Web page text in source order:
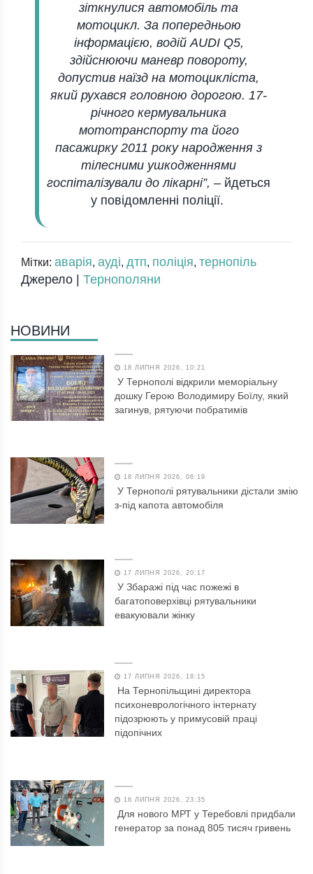
зіткнулися автомобіль та
мотоцикл. За попередньою
інформацією, водій AUDI Q5,
здійснюючи маневр повороту,
допустив наїзд на мотоцикліста,
який рухався головною дорогою. 17-
річного кермувальника
мототранспорту та його
пасажирку 2011 року народження з
тілесними ушкодженнями
госпіталізували до лікарні”, – йдеться
у повідомленні поліції.
Мітки: аварія, ауді, дтп, поліція, тернопіль
Джерело | Тернополяни
НОВИНИ
18 ЛИПНЯ 2026, 10:21
У Тернополі відкрили меморіальну
дошку Герою Володимиру Боїлу, який
загинув, рятуючи побратимів
18 ЛИПНЯ 2026, 06:19
У Тернополі рятувальники дістали змію
з-під капота автомобіля
17 ЛИПНЯ 2026, 20:17
У Збаражі під час пожежі в
багатоповерхівці рятувальники
евакуювали жінку
17 ЛИПНЯ 2026, 18:15
На Тернопільщині директора
психоневрологічного інтернату
підозрюють у примусовій праці
підопічних
16 ЛИПНЯ 2026, 23:35
Для нового МРТ у Теребовлі придбали
генератор за понад 805 тисяч гривень